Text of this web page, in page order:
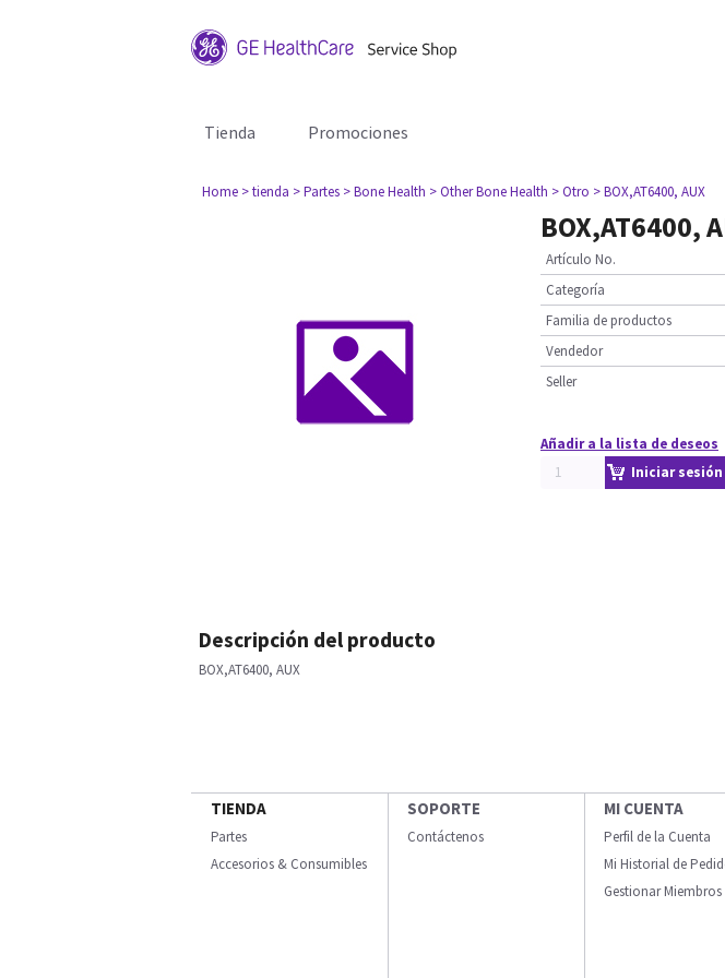
Tienda Promociones
Home > tienda > Partes > Bone Health > Other Bone Health > Otro > BOX,AT6400, AUX
BOX,AT6400,
Artículo No.
Categoría
Familia de productos
Vendedor
Seller
Añadir a la lista de deseos
Iniciar
Descripción del producto
BOX,AT6400, AUX
TIENDA
Partes
Accesorios & Consumibles
SOPORTE
Contáctenos
MI CUENTA
Perfil de la Cuenta
Mi Historial de
Gestionar Miembros